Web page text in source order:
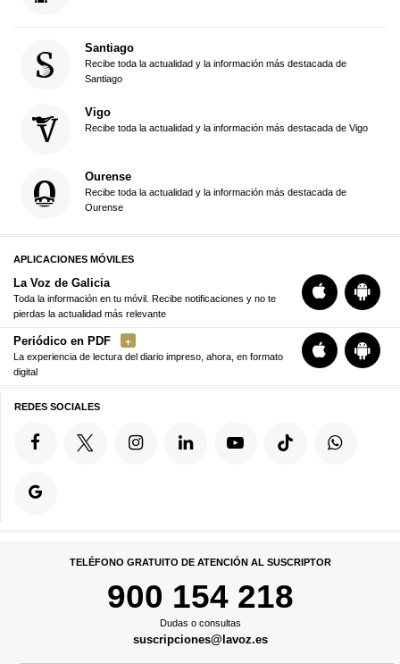
Santiago
Recibe toda la actualidad y la información más destacada de
Santiago
Vigo
Recibe toda la actualidad y la información más destacada de Vigo
Ourense
Recibe toda la actualidad y la información más destacada de
Ourense
APLICACIONES MÓVILES
La Voz de Galicia
Toda la información en tu móvil. Recibe notificaciones y no te
pierdas la actualidad más relevante
Periódico en PDF
La experiencia de lectura del diario impreso, ahora, en formato
digital
REDES SOCIALES
TELÉFONO GRATUITO DE ATENCIÓN AL SUSCRIPTOR
900 154 218
Dudas o consultas
suscripciones@lavoz.es